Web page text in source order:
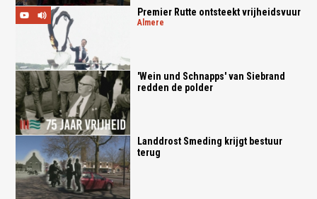
Premier Rutte ontsteekt vrijheidsvuur
almere
'Wein und Schnapps' van Siebrand
redden de polder
Landdrost Smeding krijgt bestuur
terug